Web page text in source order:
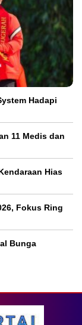
Hadapi
11 Medis dan
Hias
Fokus Ring
Bunga